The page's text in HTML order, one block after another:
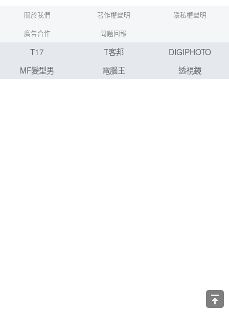
關於我們 著作權聲明
隱私權聲明
廣告合作
問題回報
T17 T客邦
DIGIPHOTO
MF變型男
電腦王 透視鏡